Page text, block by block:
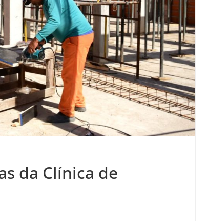
da Clínica de